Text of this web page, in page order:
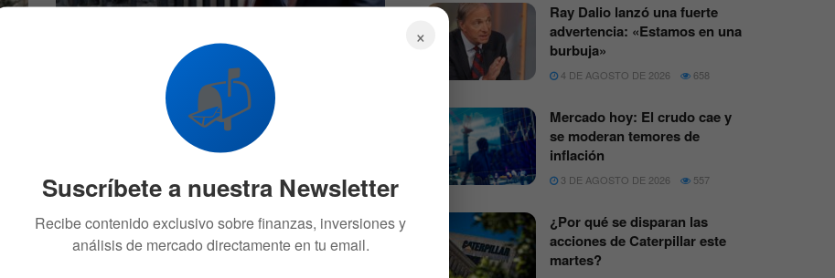
mini bloqueo y el Británico Boris Johnson
está en desacuerdo
14 DE OCTUBRE DE 2020 519
Ray Dalio lanzó una fuerte
advertencia: «Estamos en una
burbuja»
4 DE AGOSTO DE 2026 658
Mercado hoy: El crudo cae y
se moderan temores de
inflación
3 DE AGOSTO DE 2026 557
¿Por qué se disparan las
acciones de Caterpillar este
martes?
×
📬
Suscríbete a nuestra Newsletter
Recibe contenido exclusivo sobre finanzas, inversiones y
análisis de mercado directamente en tu email.